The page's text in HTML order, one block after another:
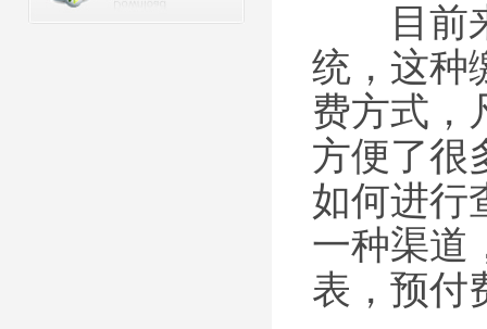
目前来
统，这种
费方式，
方便了很
如何进行
一种渠道
表，预付